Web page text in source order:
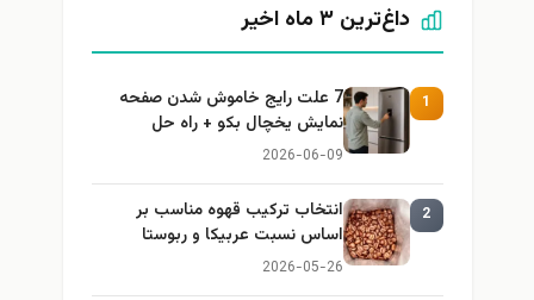
داغ‌ترین ۳ ماه اخیر
1
7 علت رایج خاموش شدن صفحه
نمایش یخچال بکو + راه حل
2026-06-09
2
انتخاب ترکیب قهوه مناسب بر
اساس نسبت عربیکا و ربوستا
2026-05-26